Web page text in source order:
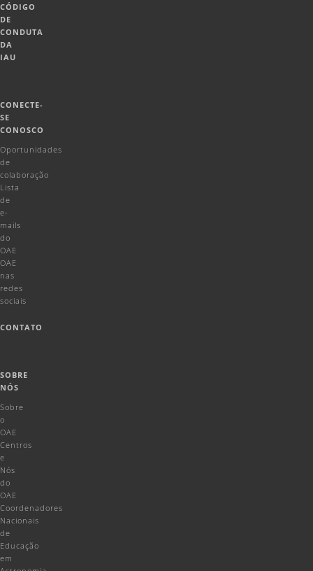
CÓDIGO
DE
CONDUTA
DA
IAU
CONECTE-
SE
CONOSCO
Oportunidades
de
colaboração
Lista
de
e-
mails
do
OAE
OAE
nas
redes
sociais
CONTATO
SOBRE
NÓS
Sobre
o
OAE
Centros
e
Nós
do
OAE
Coordenadores
Nacionais
de
Educação
em